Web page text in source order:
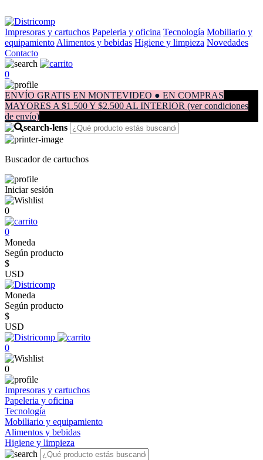
Impresoras y cartuchos Papeleria y oficina Tecnología Mobiliario y
equipamiento Alimentos y bebidas Higiene y limpieza Novedades
Contacto
0
ENVÍO GRATIS EN MONTEVIDEO ● EN COMPRAS
MAYORES A $1.500 Y $2.500 AL INTERIOR (ver condiciones
de envío)
Buscador de cartuchos
Iniciar sesión
0
0
Moneda
Según producto
$
USD
Moneda
Según producto
$
USD
0
0
Impresoras y cartuchos
Papeleria y oficina
Tecnología
Mobiliario y equipamiento
Alimentos y bebidas
Higiene y limpieza